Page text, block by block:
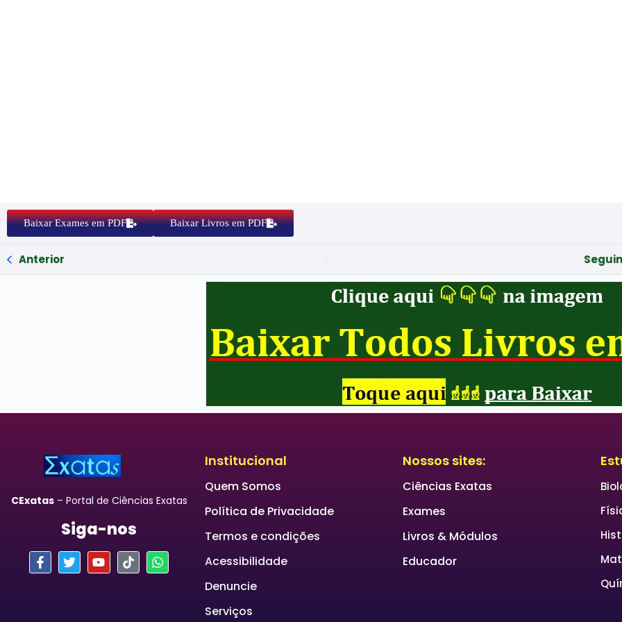
Baixar Exames em PDF Baixar Livros em PDF
Anterior
CExatas– Portal de Ciências Exatas
Siga-nos
Institucional
Quem Somos
Política de Privacidade
Termos e condições
Acessibilidade
Denuncie
Serviços
Nossos sites:
Ciências Exatas
Exames
Livros & Módulos
Educador